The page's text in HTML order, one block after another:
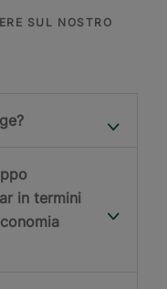
SUL NOSTRO
in termini